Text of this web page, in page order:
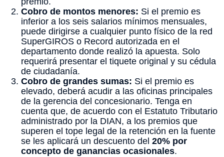
Cobro de montos menores: Si el premio es
inferior a los seis salarios mínimos mensuales,
puede dirigirse a cualquier punto físico de la red
SuperGIROS o Record autorizada en el
departamento donde realizó la apuesta. Solo
requerirá presentar el tiquete original y su cédula
de ciudadanía.
Cobro de grandes sumas: Si el premio es
elevado, deberá acudir a las oficinas principales
de la gerencia del concesionario. Tenga en
cuenta que, de acuerdo con el Estatuto Tributario
administrado por la DIAN, a los premios que
superen el tope legal de la retención en la fuente
se les aplicará un descuento del 20% por
concepto de ganancias ocasionales.